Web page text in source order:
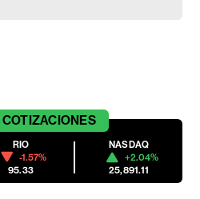
COTIZACIONES
RIO
-1.57%
95.33
NASDAQ
+2.04%
25,891.11